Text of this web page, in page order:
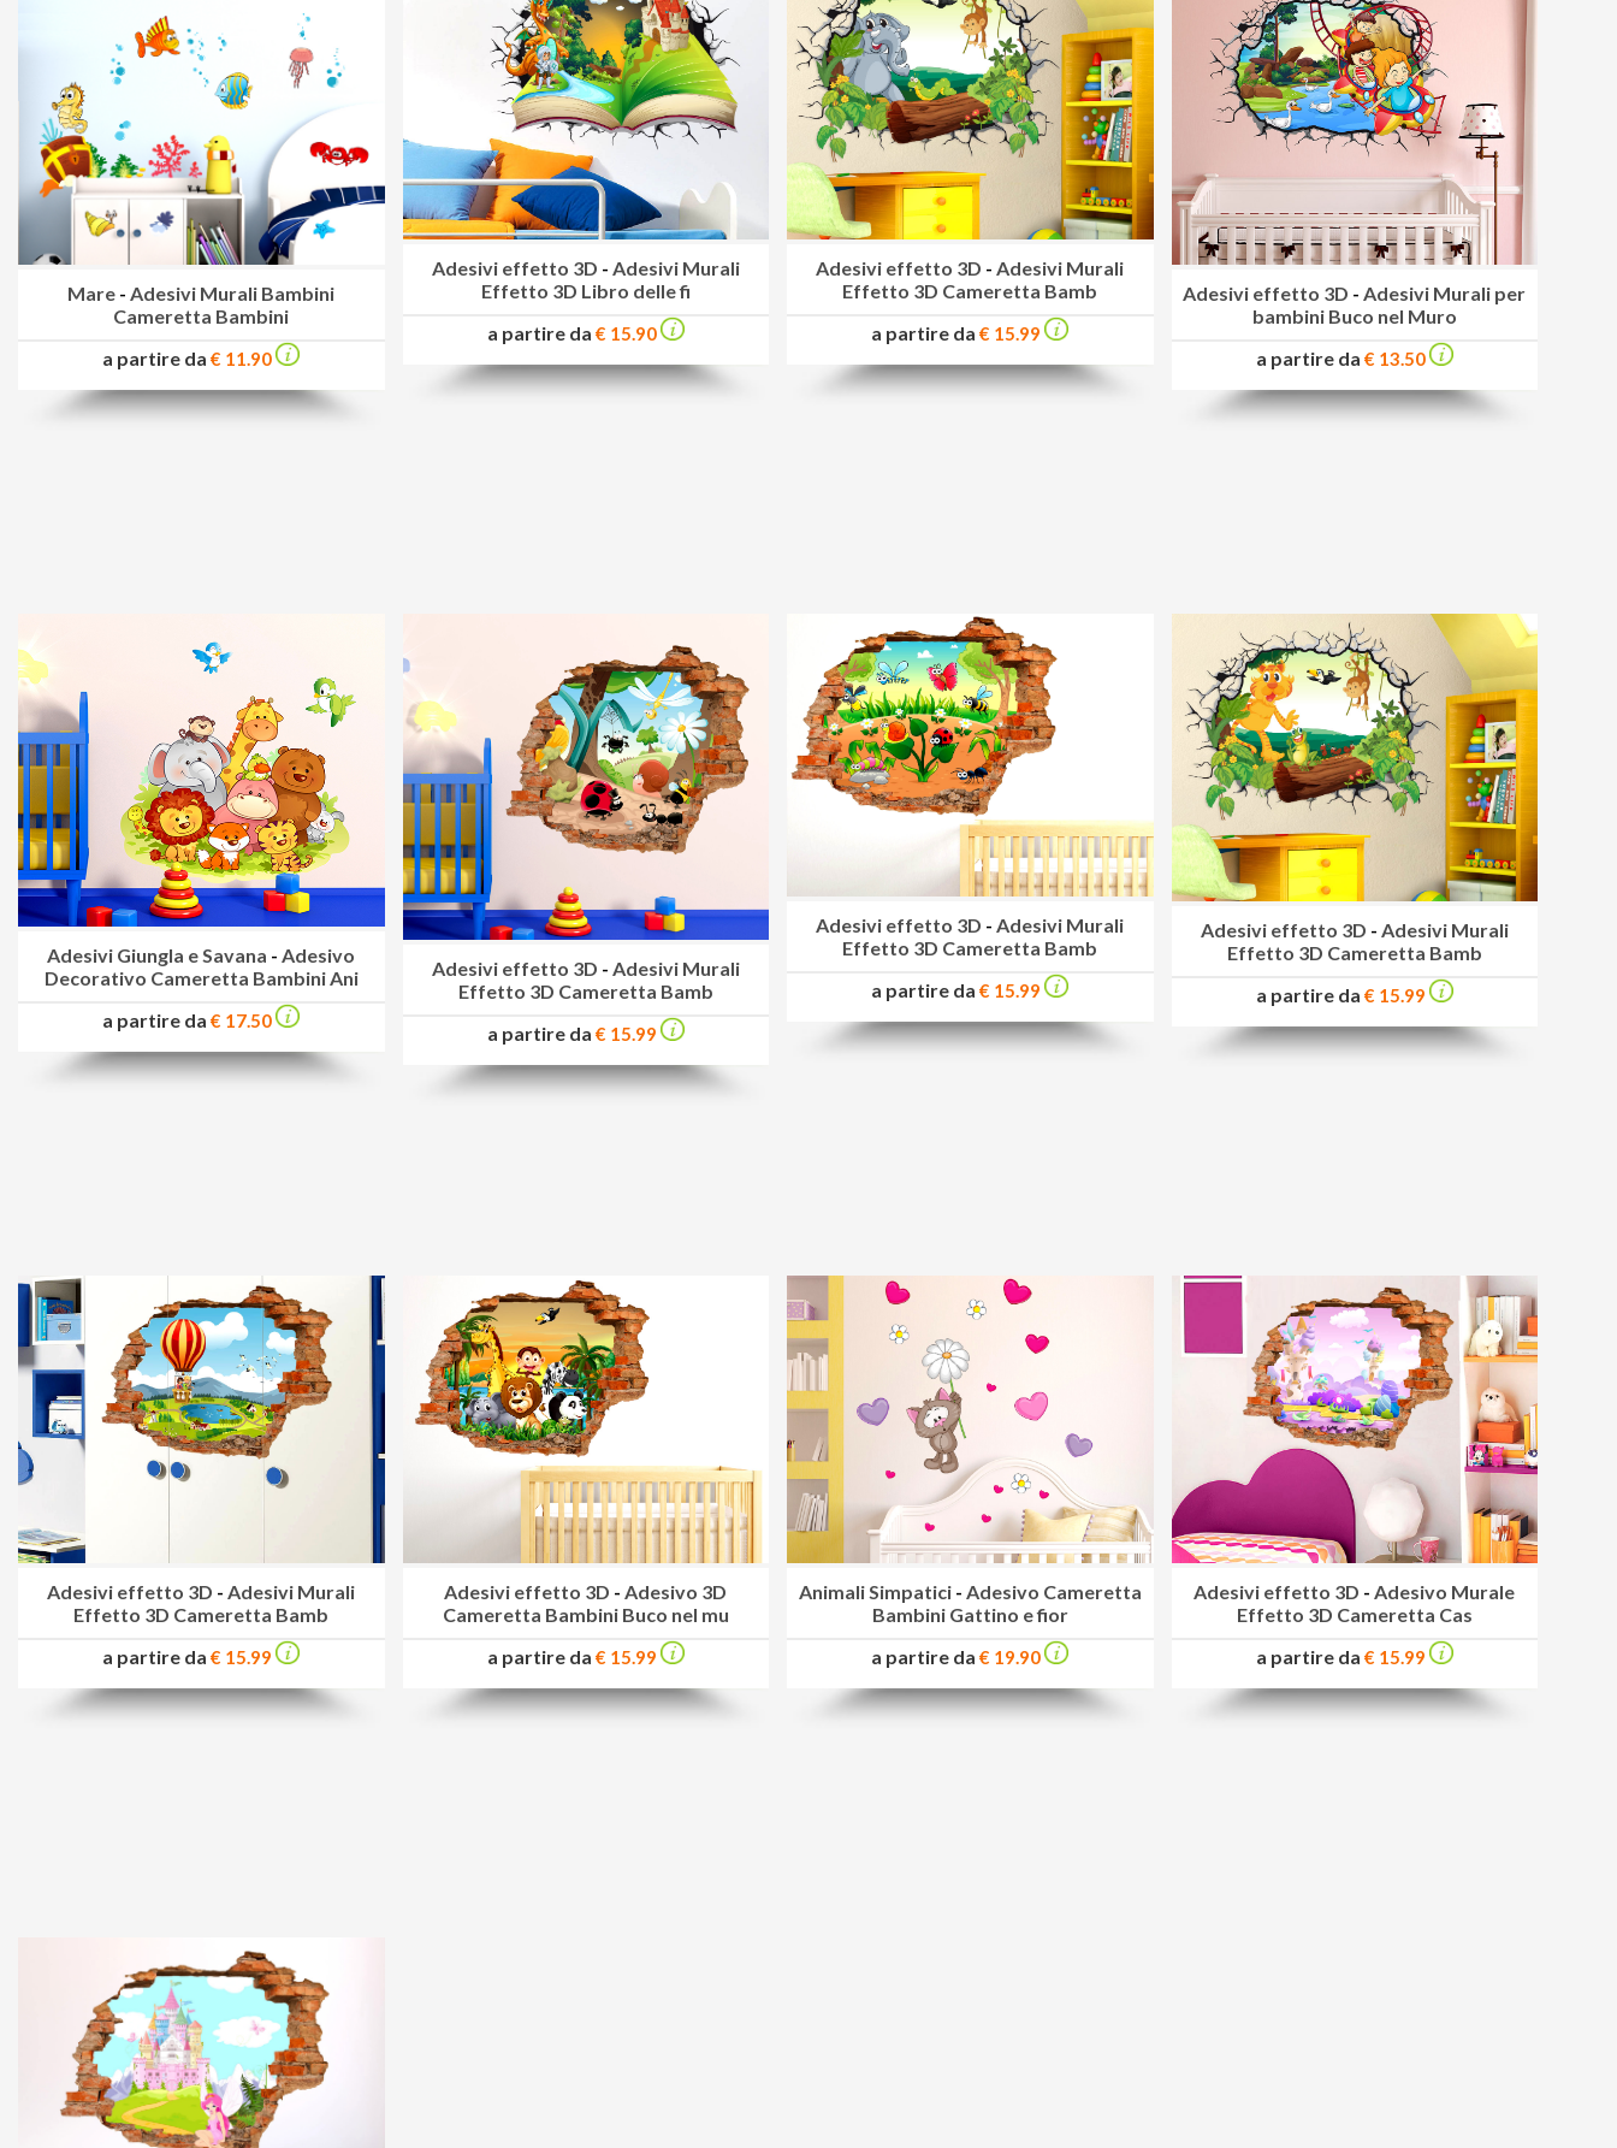
Mare - Adesivi Murali Bambini
Cameretta Bambini
a partire da€ 11.90
Adesivi effetto 3D - Adesivi Murali
Effetto 3D Libro delle fi
a partire da € 15.90
Adesivi effetto 3D -Adesivi Murali
Effetto 3D Cameretta Bamb
a partire da€ 15.99
Adesivi effetto 3D - Adesivi Murali per
bambini Buco nel Muro
a partire da € 13.50
Adesivi Giungla e Savana - Adesivo
Decorativo Cameretta Bambini Ani
a partire da€ 17.50
Adesivi effetto 3D - Adesivi Murali
Effetto 3D Cameretta Bamb
a partire da € 15.99
Adesivi effetto 3D - Adesivi Murali
Effetto 3D Cameretta Bamb
a partire da€ 15.99
Adesivi effetto 3D - Adesivi Murali
Effetto 3D Cameretta Bamb
a partire da € 15.99
Adesivi effetto 3D -Adesivi Murali
Effetto 3D Cameretta Bamb
a partire da€ 15.99
Adesivi effetto 3D -Adesivo 3D
Cameretta Bambini Buco nel mu
a partire da € 15.99
Animali Simpatici - Adesivo Cameretta
Bambini Gattino e fior
a partire da€ 19.90
Adesivi effetto 3D -Adesivo Murale
Effetto 3D Cameretta Cas
a partire da € 15.99